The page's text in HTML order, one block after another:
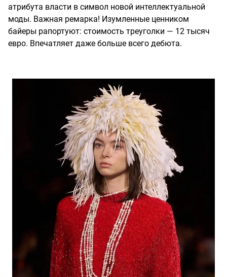
атрибута власти в символ новой интеллектуальной
моды. Важная ремарка! Изумленные ценником
байеры рапортуют: стоимость треуголки — 12 тысяч
евро. Впечатляет даже больше всего дебюта.